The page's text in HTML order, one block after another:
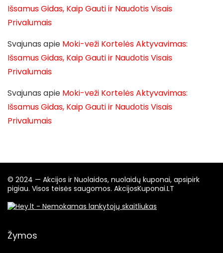
Išsamus Gidas, Kaip Gauti ir Naudotis Visais
Privalumais
Svajunas apie Moki-veži Kortelės Aktyvavimas:
Išsamus Gidas, Kaip Gauti ir Naudotis Visais
Privalumais
Svajunas apie Moki-veži Kortelės Aktyvavimas:
Išsamus Gidas, Kaip Gauti ir Naudotis Visais
Privalumais
© 2024 — Akcijos ir Nuolaidos, nuolaidų kuponai, apsipirk
pigiau. Visos teisės saugomos. AkcijosKuponai.LT
Žymos